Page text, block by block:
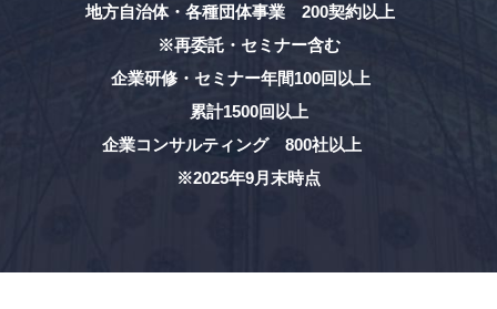
地方自治体・各種団体事業 200契約以上
※再委託・セミナー含む
企業研修・セミナー年間100回以上
累計1500回以上
企業コンサルティング 800社以上
※2025年9月末時点